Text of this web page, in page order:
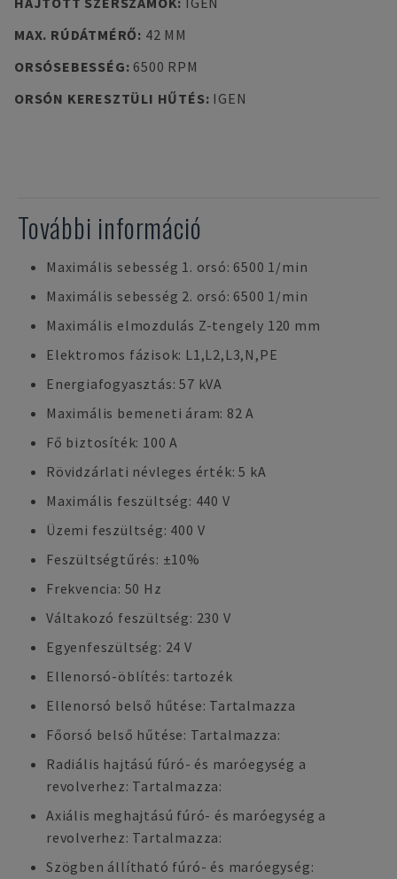
MAX. RÚDÁTMÉRŐ: 42 MM
ORSÓSEBESSÉG: 6500 RPM
ORSÓN KERESZTÜLI HŰTÉS: IGEN
További információ
Maximális sebesség 1. orsó: 6500 1/min
Maximális sebesség 2. orsó: 6500 1/min
Maximális elmozdulás Z-tengely 120 mm
Elektromos fázisok: L1,L2,L3,N,PE
Energiafogyasztás: 57 kVA
Maximális bemeneti áram: 82 A
Fő biztosíték: 100 A
Rövidzárlati névleges érték: 5 kA
Maximális feszültség: 440 V
Üzemi feszültség: 400 V
Feszültségtűrés: ±10%
Frekvencia: 50 Hz
Váltakozó feszültség: 230 V
Egyenfeszültség: 24 V
Ellenorsó-öblítés: tartozék
Ellenorsó belső hűtése: Tartalmazza
Főorsó belső hűtése: Tartalmazza:
Radiális hajtású fúró- és maróegység a
revolverhez: Tartalmazza:
Axiális meghajtású fúró- és maróegység a
revolverhez: Tartalmazza:
Szögben állítható fúró- és maróegység: